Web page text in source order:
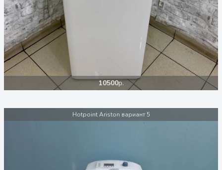
10500р.
Hotpoint Ariston вариант 5